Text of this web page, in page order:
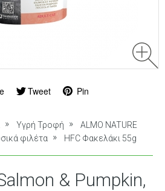
Tweet Pin
Υγρή Τροφή
ALMO NATURE
φιλέτα
HFC Φακελάκι 55g
& Pumpkin,